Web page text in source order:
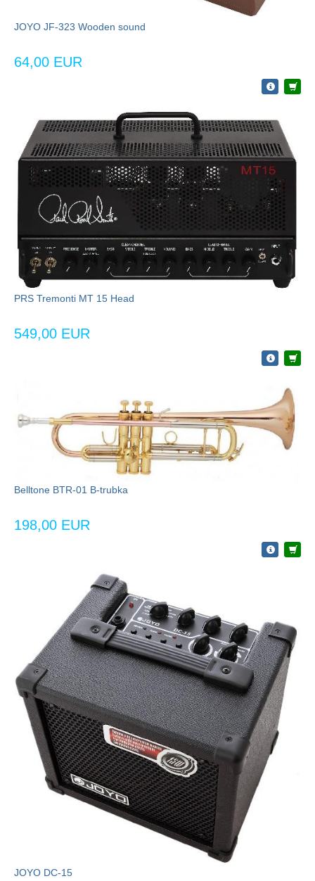
JOYO JF-323 Wooden sound
64,00 EUR
PRS Tremonti MT 15 Head
549,00 EUR
Belltone BTR-01 B-trubka
198,00 EUR
JOYO DC-15